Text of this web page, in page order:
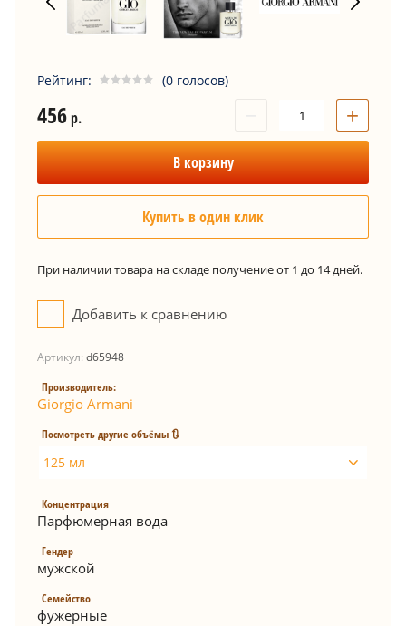
Рейтинг: (0 голосов)
456р. +
В корзину
Купить в один клик
При наличии товара на складе получение от 1 до 14 дней.
Добавить к сравнению
Артикул: d65948
Производитель:
Giorgio Armani
Посмотреть другие объёмы 🔃
125 мл
Концентрация
Парфюмерная вода
Гендер
мужской
Семейство
фужерные